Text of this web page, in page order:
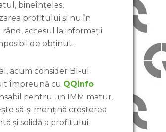
bineînțeles,
profitului și nu în
accesul la informații
de obținut.
acum consider BI-ul
împreună cu QQinfo
pentru un IMM matur,
să-și mențină creșterea
și solidă a profitului.